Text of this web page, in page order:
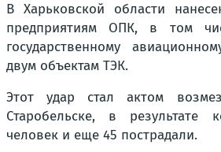
В Харьковской области
предприятиям ОПК, в том
государственному
двум объектам ТЭК.
Этот удар стал актом
Старобельске, в результате
человек и еще 45 пострадали.